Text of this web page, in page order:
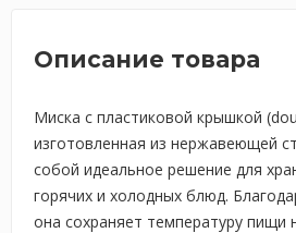
Описание товара
Миска с пластиковой крышкой
изготовленная из нержавеющей
собой идеальное решение для
горячих и холодных блюд.
она сохраняет температуру пищи